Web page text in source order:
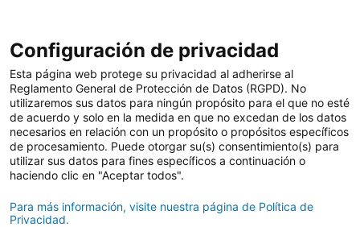
Configuración de privacidad
Esta página web protege su privacidad al adherirse al
Reglamento General de Protección de Datos (RGPD). No
utilizaremos sus datos para ningún propósito para el que no esté
de acuerdo y solo en la medida en que no excedan de los datos
necesarios en relación con un propósito o propósitos específicos
de procesamiento. Puede otorgar su(s) consentimiento(s) para
utilizar sus datos para fines específicos a continuación o
haciendo clic en "Aceptar todos".
Para más información, visite nuestra página de Política de
Privacidad.